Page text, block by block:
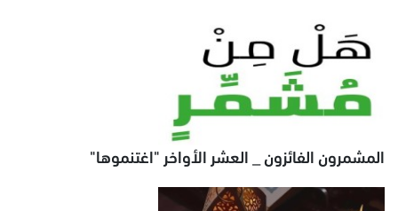
المشمرون الفائزون _ العشر الأواخر "اغتنموها"